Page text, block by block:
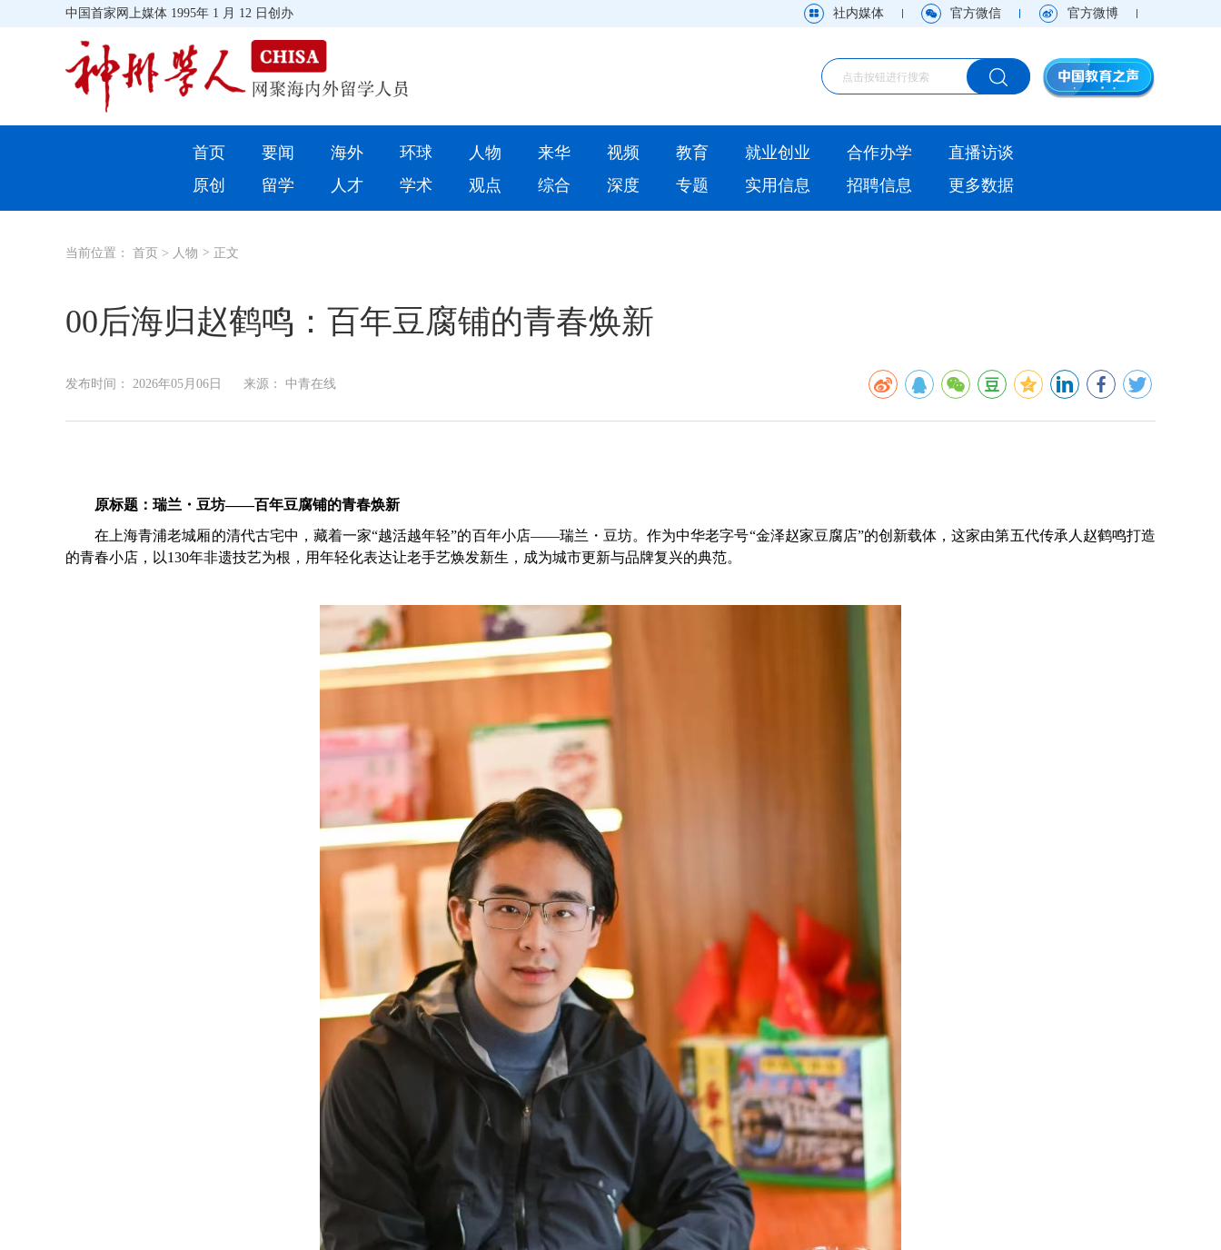
人物 来华
留学
招聘信息 更多数据
中国首家网上媒体 1995年 1 月 12 日创办 社内媒体 官方微信 官方微博
首页 要闻 海外 环球 人物 来华 视频 教育 就业创业 合作办学
直播访谈
原创
留学 人才 学术 观点 综合 深度 专题 实用信息 招聘信息 更多数据
当前位置： 首页 > 人物 > 正文
00后海归赵鹤鸣：百年豆腐铺的青春焕新
发布时间： 2026年05月06日 来源： 中青在线
原标题：瑞兰・豆坊——百年豆腐铺的青春焕新
在上海青浦老城厢的清代古宅中，藏着一家“越活越年轻”的百年小店——瑞兰・豆坊。作为中华老字号“金泽赵家豆腐店”的创新载体，这家由第五代传承人赵鹤鸣打造
的青春小店，以130年非遗技艺为根，用年轻化表达让老手艺焕发新生，成为城市更新与品牌复兴的典范。